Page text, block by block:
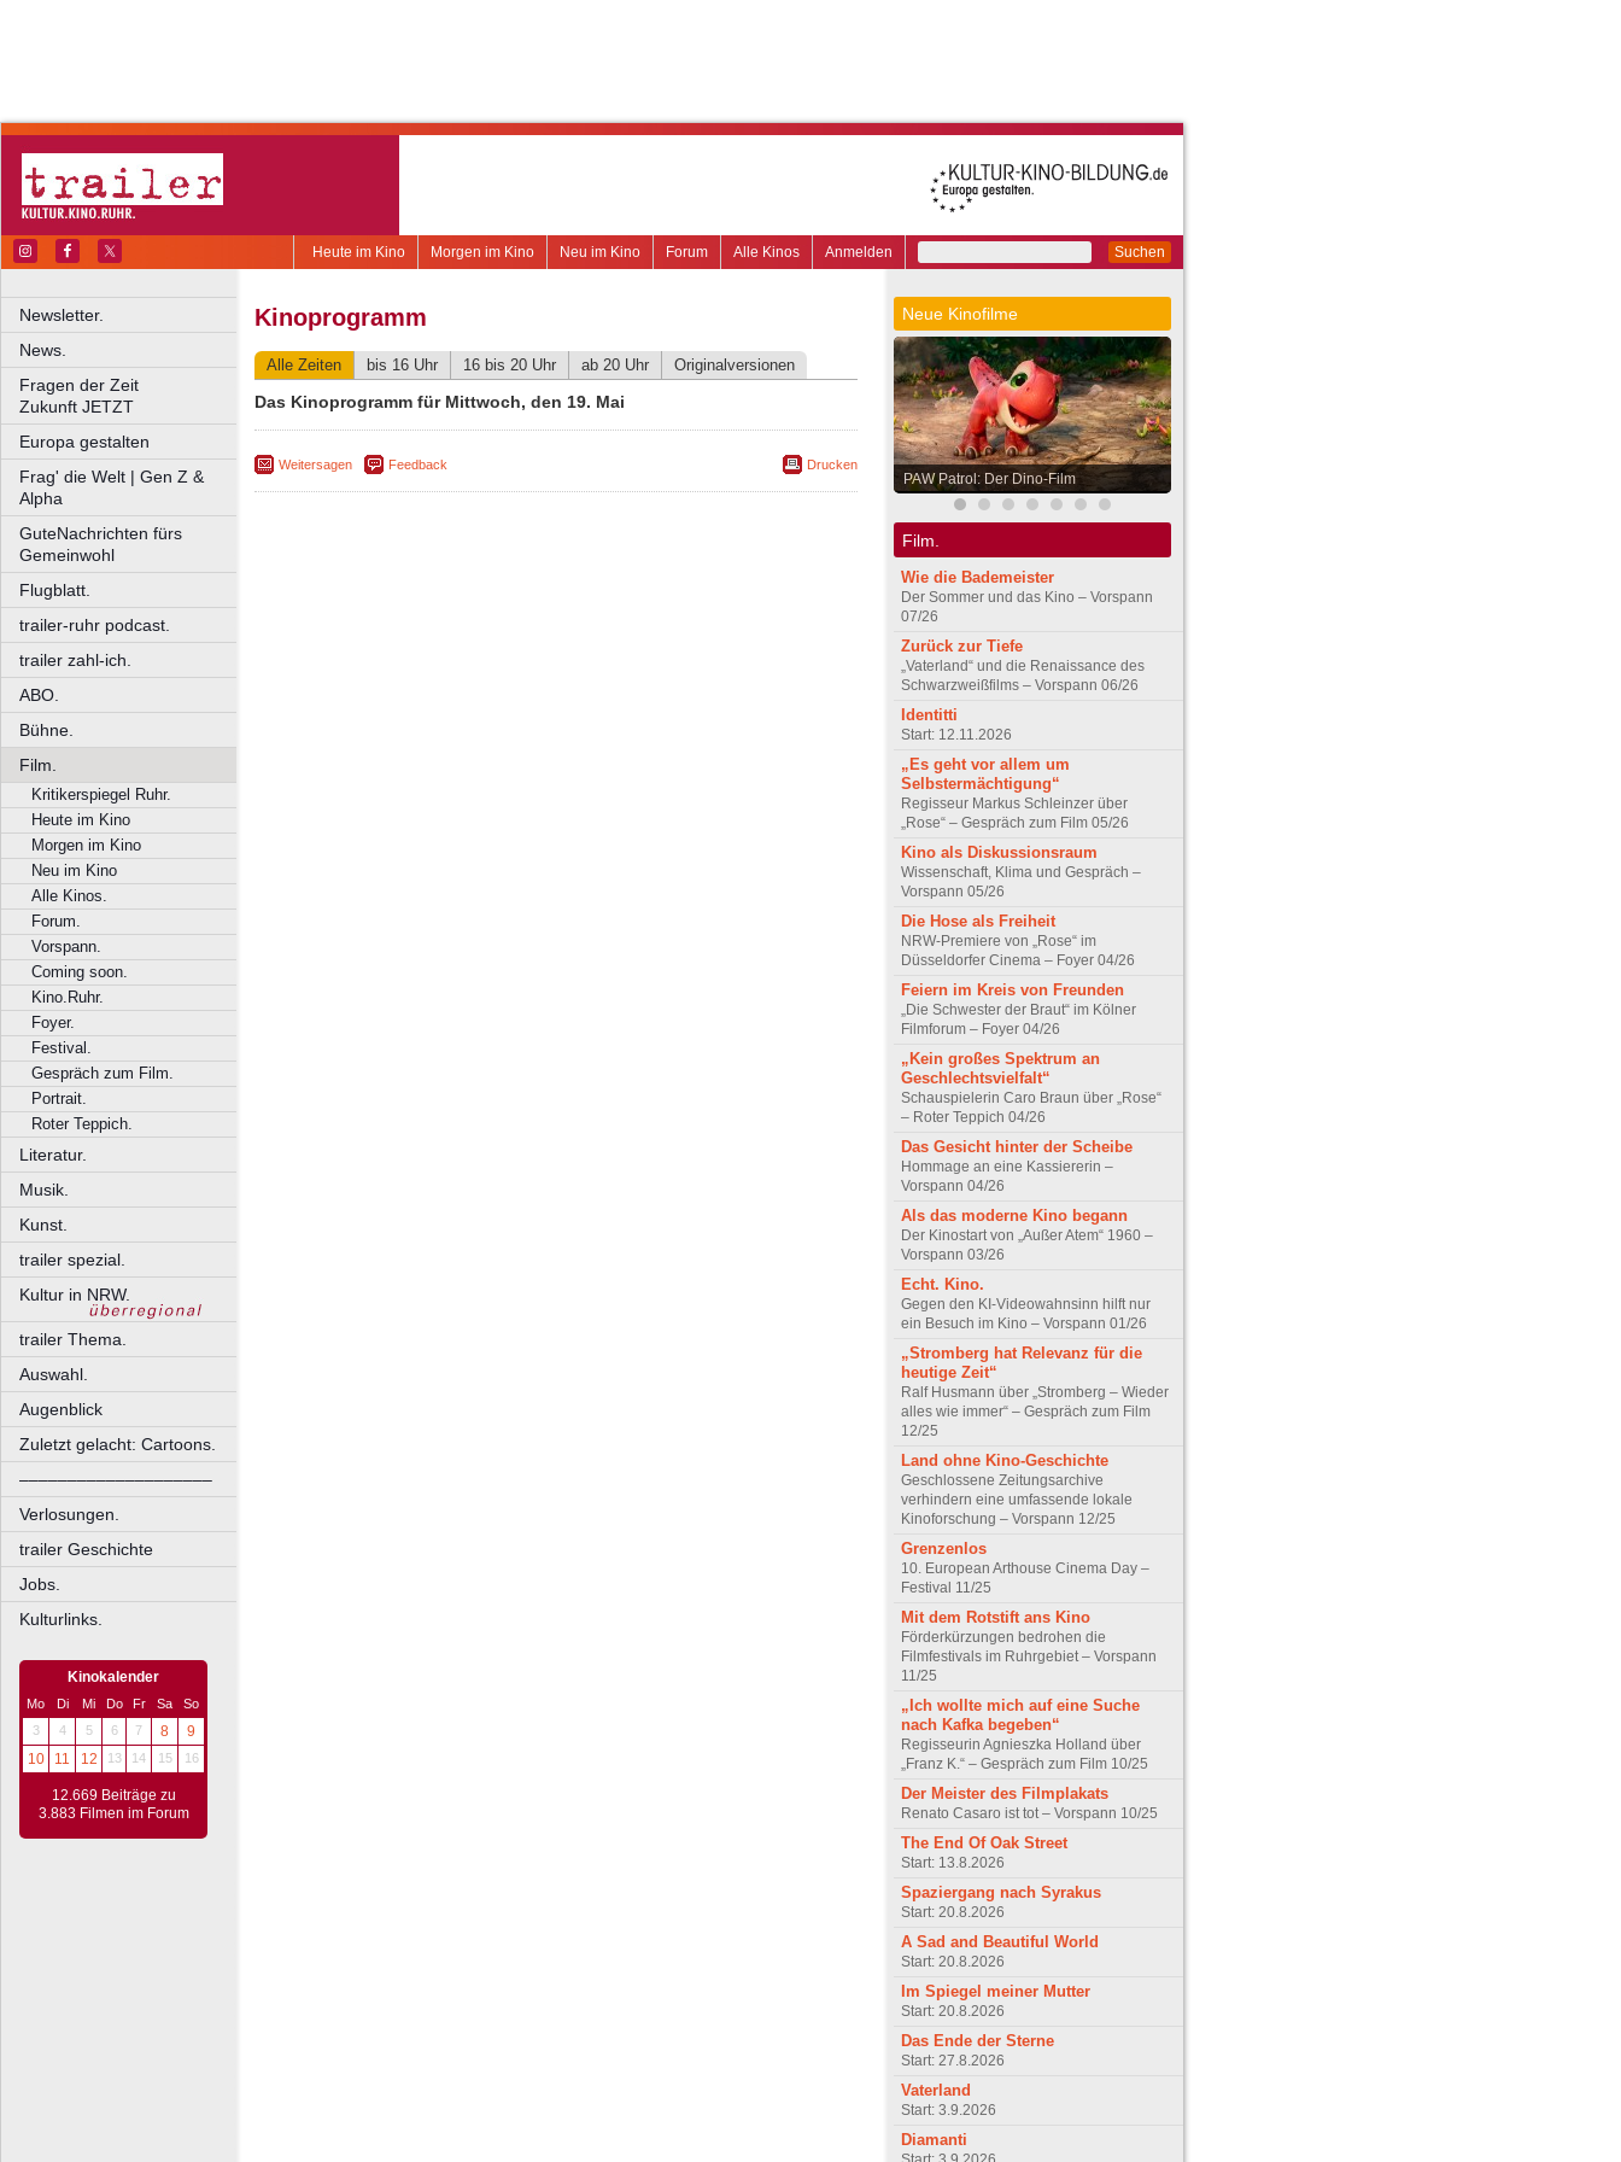
Suchen
Anmelden
Alle Kinos
Forum
Neu im Kino
Morgen im Kino
Heute im Kino
Newsletter.
News.
Fragen der Zeit
Zukunft JETZT
Europa gestalten
Frag' die Welt | Gen Z &
Alpha
GuteNachrichten fürs
Gemeinwohl
Flugblatt.
trailer-ruhr podcast.
trailer zahl-ich.
ABO.
Bühne.
Film.
Kritikerspiegel Ruhr.
Heute im Kino
Morgen im Kino
Neu im Kino
Alle Kinos.
Forum.
Vorspann.
Coming soon.
Kino.Ruhr.
Foyer.
Festival.
Gespräch zum Film.
Portrait.
Roter Teppich.
Literatur.
Musik.
Kunst.
trailer spezial.
Kultur in NRW.
trailer Thema.
Auswahl.
Augenblick
Zuletzt gelacht: Cartoons.
––––––––––––––––––––
Verlosungen.
trailer Geschichte
Jobs.
Kulturlinks.
Kinokalender
Mo Di Mi Do Fr Sa
So
3
4 5 6 7 8
9
10
11 12 13 14 15 16
12.669 Beiträge zu
3.883 Filmen im Forum
Kinoprogramm
Alle Zeiten bis 16 Uhr 16 bis 20 Uhr ab 20 Uhr Originalversionen
Das Kinoprogramm für Mittwoch, den 19. Mai
Weitersagen Feedback Drucken
Neue Kinofilme
PAW Patrol: Der Dino-Film
Film.
Wie die Bademeister
Der Sommer und das Kino – Vorspann
07/26
Zurück zur Tiefe
„Vaterland“ und die Renaissance des
Schwarzweißfilms – Vorspann 06/26
Identitti
Start: 12.11.2026
„Es geht vor allem um
Selbstermächtigung“
Regisseur Markus Schleinzer über
„Rose“ – Gespräch zum Film 05/26
Kino als Diskussionsraum
Wissenschaft, Klima und Gespräch –
Vorspann 05/26
Die Hose als Freiheit
NRW-Premiere von „Rose“ im
Düsseldorfer Cinema – Foyer 04/26
Feiern im Kreis von Freunden
„Die Schwester der Braut“ im Kölner
Filmforum – Foyer 04/26
„Kein großes Spektrum an
Geschlechtsvielfalt“
Schauspielerin Caro Braun über „Rose“
– Roter Teppich 04/26
Das Gesicht hinter der Scheibe
Hommage an eine Kassiererin –
Vorspann 04/26
Als das moderne Kino begann
Der Kinostart von „Außer Atem“ 1960 –
Vorspann 03/26
Echt. Kino.
Gegen den KI-Videowahnsinn hilft nur
ein Besuch im Kino – Vorspann 01/26
„Stromberg hat Relevanz für die
heutige Zeit“
Ralf Husmann über „Stromberg – Wieder
alles wie immer“ – Gespräch zum Film
12/25
Land ohne Kino-Geschichte
Geschlossene Zeitungsarchive
verhindern eine umfassende lokale
Kinoforschung – Vorspann 12/25
Grenzenlos
10. European Arthouse Cinema Day –
Festival 11/25
Mit dem Rotstift ans Kino
Förderkürzungen bedrohen die
Filmfestivals im Ruhrgebiet – Vorspann
11/25
„Ich wollte mich auf eine Suche
nach Kafka begeben“
Regisseurin Agnieszka Holland über
„Franz K.“ – Gespräch zum Film 10/25
Der Meister des Filmplakats
Renato Casaro ist tot – Vorspann 10/25
The End Of Oak Street
Start: 13.8.2026
Spaziergang nach Syrakus
Start: 20.8.2026
A Sad and Beautiful World
Start: 20.8.2026
Im Spiegel meiner Mutter
Start: 20.8.2026
Das Ende der Sterne
Start: 27.8.2026
Vaterland
Start: 3.9.2026
Diamanti